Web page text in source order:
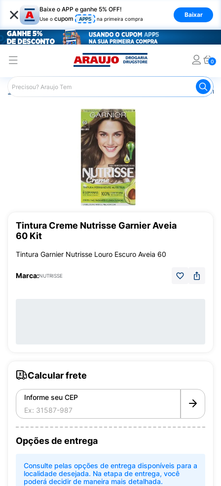
× Baixe o APP e ganhe 5% OFF!
Use o cupom APP5 na primeira compra
Baixar
0
Araujo Cabelo Coloração
Tintura Creme Nutrisse Garnier Aveia
60 Kit
Tintura Garnier Nutrisse Louro Escuro Aveia 60
Marca:NUTRISSE
Calcular frete
Informe seu CEP
Opções de entrega
Consulte pelas opções de entrega disponíveis para a
localidade desejada. Na etapa de entrega, você
poderá decidir de maneira mais detalhada.